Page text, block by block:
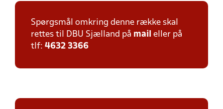
Spørgsmål omkring denne række skal
rettes til DBU Sjælland på mail eller på
tlf: 4632 3366